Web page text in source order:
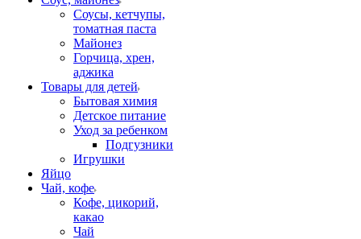
Соусы, кетчупы,
томатная паста
Майонез
Горчица, хрен,
аджика
Товары для детей
Бытовая химия
Детское питание
Уход за ребенком
Подгузники
Игрушки
Яйцо
Чай, кофе
Кофе, цикорий,
какао
Чай